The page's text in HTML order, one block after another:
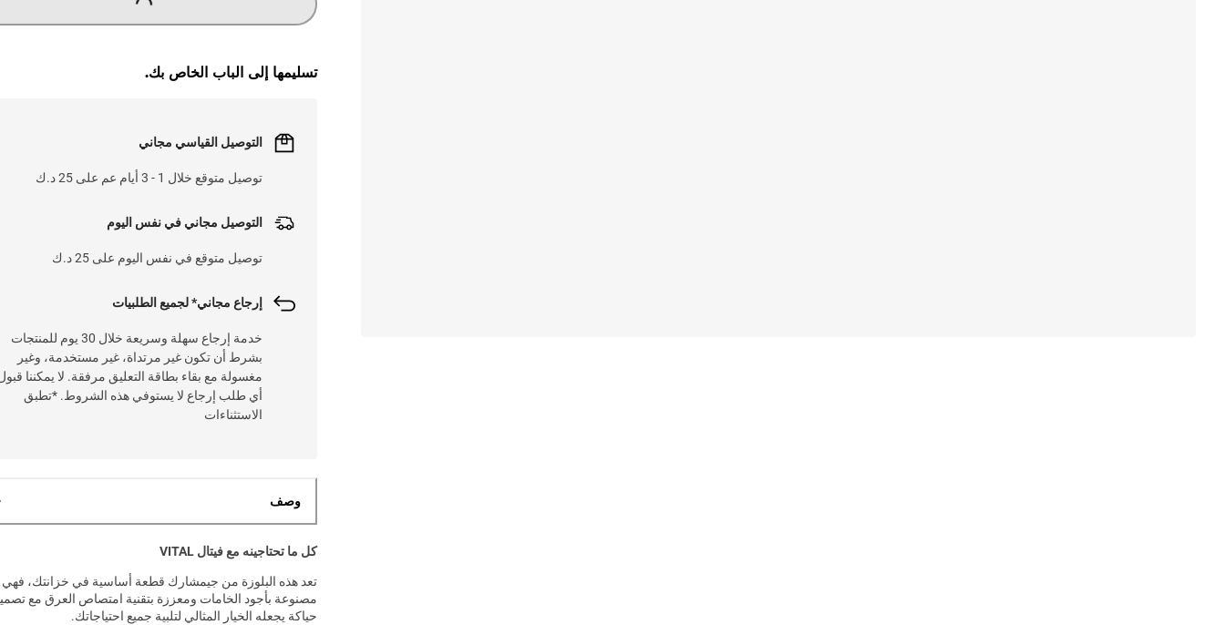
تسليمها إلى الباب الخاص بك.
التوصيل القياسي مجاني
توصيل متوقع خلال 1 - 3 أيام عم على 25 د.ك
التوصيل مجاني في نفس اليوم
توصيل متوقع في نفس اليوم على 25 د.ك
إرجاع مجاني* لجميع الطلبيات
خدمة إرجاع سهلة وسريعة خلال 30 يوم للمنتجات
بشرط أن تكون غير مرتداة، غير مستخدمة، وغير
مغسولة مع بقاء بطاقة التعليق مرفقة. لا يمكننا
أي طلب إرجاع لا يستوفي هذه الشروط. *تطبق
الاستثناءات
وصف
كل ما تحتاجينه مع فيتال VITAL
تعد هذه البلوزة من جيمشارك قطعة أساسية في خزانتك، فهي
مصنوعة بأجود الخامات ومعززة بتقنية امتصاص العرق مع
حياكة يجعله الخيار المثالي لتلبية جميع احتياجاتك.